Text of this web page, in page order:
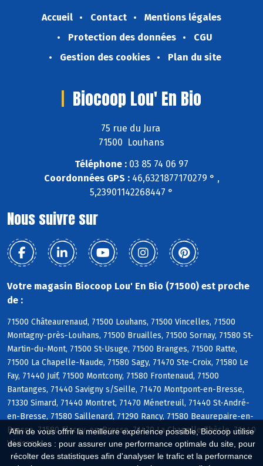
Afin de vous offrir la meilleure expérience possible, Biocoop utilise
des cookies : pour assurer une performance optimale du site, pour
récolter des statistiques afin d'analyser le trafic et la performance
Accueil Contact
Mentions légales
Protection des données
CGU
Gestion des cookies
Plan du site
Biocoop Lou' En Bio
75 rue du Jura
71500 Louhans
Téléphone : 03 85 74 06 97
Coordonnées GPS :46,6321877170279 ° ,
5,23901142268447 °
Nous suivre sur
Votre magasin Biocoop Lou' En Bio (71500) est proche
de :
71500 Châteaurenaud, 71500 Louhans, 71500 Vincelles, 71500
Montagny-près-Louhans, 71500 Bruailles, 71500 Sornay, 71580 St-
Martin-du-Mont, 71500 St-Usuge, 71500 Branges, 71500 Ratte,
71500 La Chapelle-Naude, 71580 Sagy, 71470 Ste-Croix, 71580 Le
Fay, 71440 Juif, 71500 Montcony, 71580 Frontenaud, 71500
Bantanges, 71440 Savigny s/Seille, 71470 Montpont-en-Bresse,
71330 Simard, 71440 Montret, 71470 Ménetreuil, 71440 St-André-
en-Bresse, 71580 Saillenard, 71290 Rancy, 71580 Beaurepaire-en-
Bresse, 71580 Flacey-en-Bresse, 71470 La Chapelle-Thècle, 71440
Vérissey